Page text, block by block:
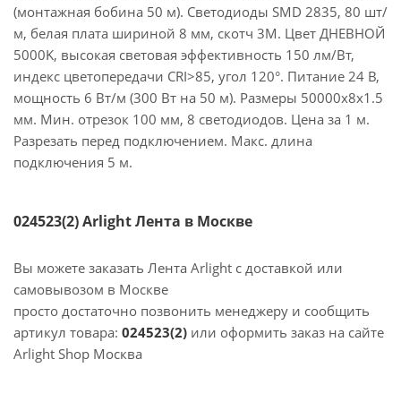
(монтажная бобина 50 м). Светодиоды SMD 2835, 80 шт/
м, белая плата шириной 8 мм, скотч 3M. Цвет ДНЕВНОЙ
5000K, высокая световая эффективность 150 лм/Вт,
индекс цветопередачи CRI>85, угол 120°. Питание 24 В,
мощность 6 Вт/м (300 Вт на 50 м). Размеры 50000x8x1.5
мм. Мин. отрезок 100 мм, 8 светодиодов. Цена за 1 м.
Разрезать перед подключением. Макс. длина
подключения 5 м.
024523(2) Arlight Лента в Москве
Вы можете заказать Лента Arlight с доставкой или
самовывозом в Москве
просто достаточно позвонить менеджеру и сообщить
артикул товара: 024523(2) или оформить заказ на сайте
Arlight Shop Москва